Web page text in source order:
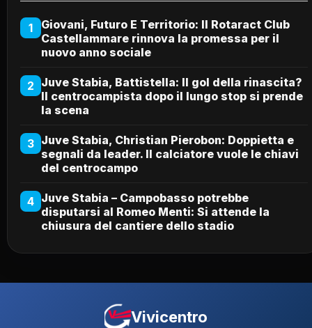
1
Giovani, Futuro E Territorio: Il Rotaract Club
Castellammare rinnova la promessa per il
nuovo anno sociale
2 Juve Stabia, Battistella: Il gol della rinascita?
Il centrocampista dopo il lungo stop si prende
la scena
3 Juve Stabia, Christian Pierobon: Doppietta e
segnali da leader. Il calciatore vuole le chiavi
del centrocampo
4 Juve Stabia – Campobasso potrebbe
disputarsi al Romeo Menti: Si attende la
chiusura del cantiere dello stadio
Vivicentro